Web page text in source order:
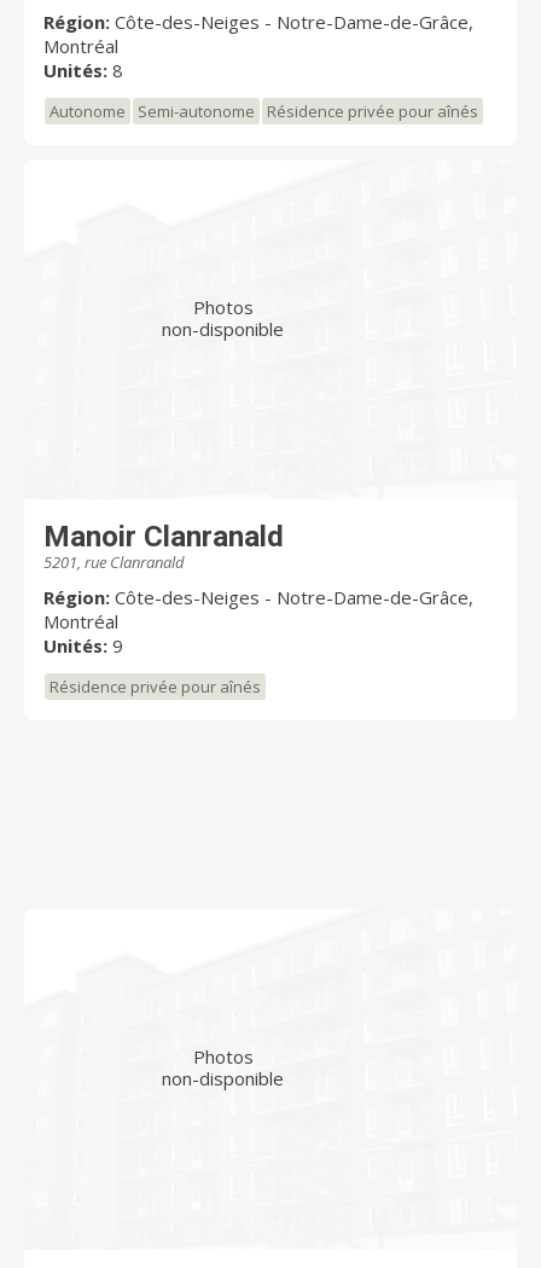
Région: Côte-des-Neiges - Notre-Dame-de-Grâce,
Montréal
Unités: 8
Autonome Semi-autonome Résidence privée pour aînés
Photos
non-disponible
Manoir Clanranald
5201, rue Clanranald
Région: Côte-des-Neiges - Notre-Dame-de-Grâce,
Montréal
Unités: 9
Résidence privée pour aînés
Photos
non-disponible